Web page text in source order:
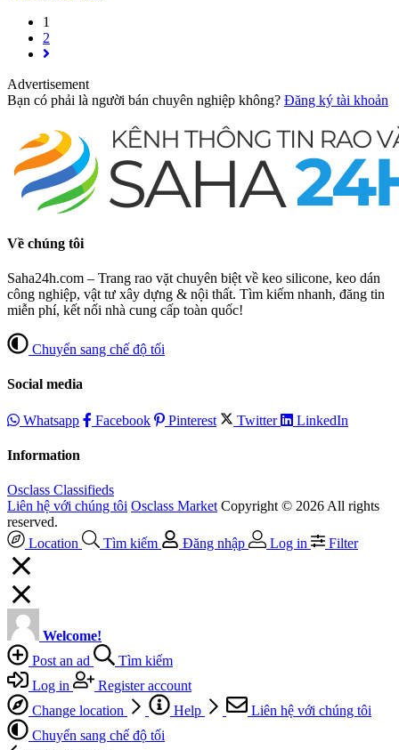
1
2
Advertisement
Bạn có phải là người bán chuyên nghiệp không? Đăng ký tài khoản
Về chúng tôi
Saha24h.com – Trang rao vặt chuyên biệt về keo silicone, keo dán
công nghiệp, vật tư xây dựng & nội thất. Tìm kiếm nhanh, đăng tin
miễn phí, kết nối nhà cung cấp toàn quốc!
Chuyển sang chế độ tối
Social media
Whatsapp Facebook Pinterest Twitter LinkedIn
Information
Osclass Classifieds
Liên hệ với chúng tôi Osclass Market Copyright © 2026 All rights
reserved.
Location
Tìm kiếm Đăng nhập Log in Filter
Welcome!
Post an ad
Tìm kiếm
Log in
Register account
Change location
Help
Liên hệ với chúng tôi
Chuyển sang chế độ tối